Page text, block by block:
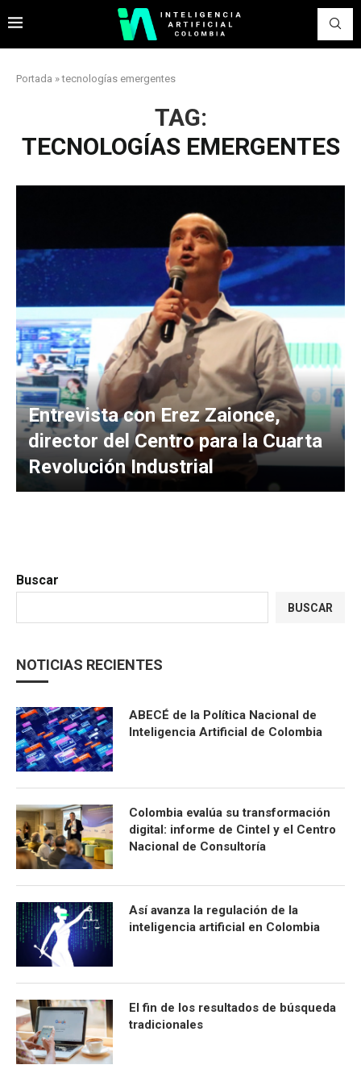
Portada »tecnologías emergentes
TAG:
TECNOLOGÍAS EMERGENTES
Entrevista con Erez Zaionce,
director del Centro para la Cuarta
Revolución Industrial
Buscar
BUSCAR
NOTICIAS RECIENTES
ABECÉ de la Política Nacional de
Inteligencia Artificial de Colombia
Colombia evalúa su transformación
digital: informe de Cintel y el Centro
Nacional de Consultoría
Así avanza la regulación de la
inteligencia artificial en Colombia
El fin de los resultados de búsqueda
tradicionales